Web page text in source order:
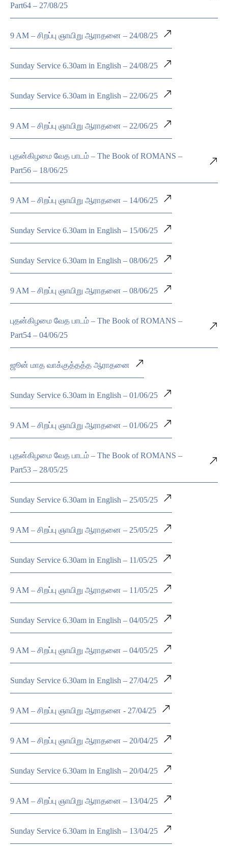
Part64 – 27/08/25
9 AM – சிறப்பு ஞாயிறு ஆராதனை – 24/08/25
Sunday Service 6.30am in English – 24/08/25
Sunday Service 6.30am in English – 22/06/25
9 AM – சிறப்பு ஞாயிறு ஆராதனை – 22/06/25
புதன்கிழமை வேத பாடம் – The Book of ROMANS –
Part56 – 18/06/25
9 AM – சிறப்பு ஞாயிறு ஆராதனை – 14/06/25
Sunday Service 6.30am in English – 15/06/25
Sunday Service 6.30am in English – 08/06/25
9 AM – சிறப்பு ஞாயிறு ஆராதனை – 08/06/25
புதன்கிழமை வேத பாடம் – The Book of ROMANS –
Part54 – 04/06/25
ஜூன் மாத வாக்குத்தத்த ஆராதனை
Sunday Service 6.30am in English – 01/06/25
9 AM – சிறப்பு ஞாயிறு ஆராதனை – 01/06/25
புதன்கிழமை வேத பாடம் – The Book of ROMANS –
Part53 – 28/05/25
Sunday Service 6.30am in English – 25/05/25
9 AM – சிறப்பு ஞாயிறு ஆராதனை – 25/05/25
Sunday Service 6.30am in English – 11/05/25
9 AM – சிறப்பு ஞாயிறு ஆராதனை – 11/05/25
Sunday Service 6.30am in English – 04/05/25
9 AM – சிறப்பு ஞாயிறு ஆராதனை – 04/05/25
Sunday Service 6.30am in English – 27/04/25
9 AM – சிறப்பு ஞாயிறு ஆராதனை - 27/04/25
9 AM – சிறப்பு ஞாயிறு ஆராதனை – 20/04/25
Sunday Service 6.30am in English – 20/04/25
9 AM – சிறப்பு ஞாயிறு ஆராதனை – 13/04/25
Sunday Service 6.30am in English – 13/04/25